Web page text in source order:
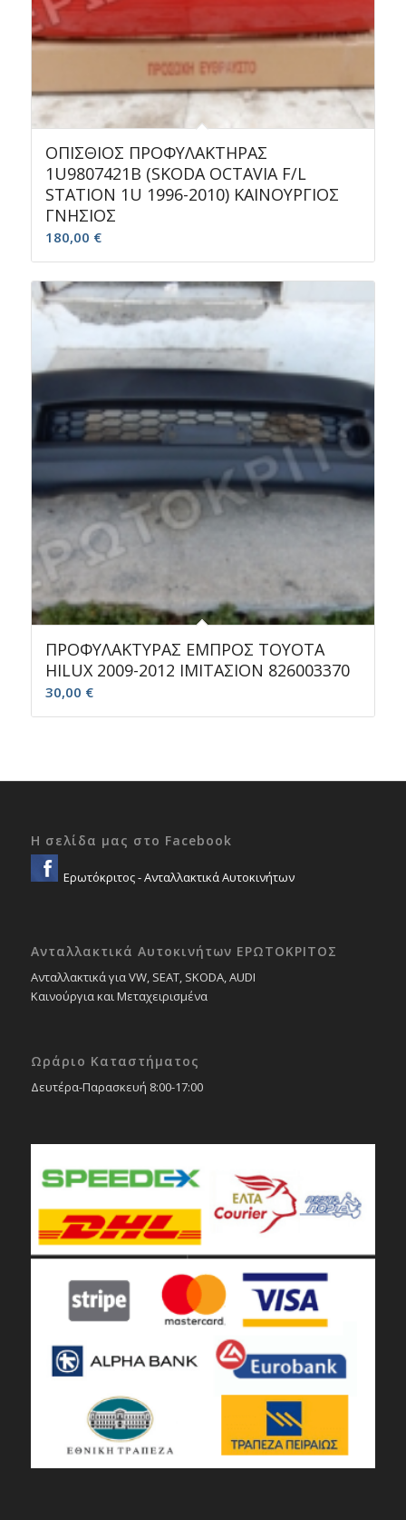
ΟΠΙΣΘΙΟΣ ΠΡΟΦΥΛΑΚΤΗΡΑΣ
1U9807421B (SKODA OCTAVIA F/L
STATION 1U 1996-2010) ΚΑΙΝΟΥΡΓΙΟΣ
ΓΝΗΣΙΟΣ
180,00 €
ΠΡΟΦΥΛΑΚΤΥΡΑΣ ΕΜΠΡΟΣ ΤΟΥΟΤΑ
HILUX 2009-2012 ΙΜΙΤΑΣΙΟΝ 826003370
30,00 €
Η σελίδα μας στο Facebook
Ερωτόκριτος - Ανταλλακτικά Αυτοκινήτων
Ανταλλακτικά Αυτοκινήτων ΕΡΩΤΟΚΡΙΤΟΣ
Ανταλλακτικά για VW, SEAT, SKODA, AUDI
Καινούργια και Μεταχειρισμένα
Ωράριο Καταστήματος
Δευτέρα-Παρασκευή 8:00-17:00